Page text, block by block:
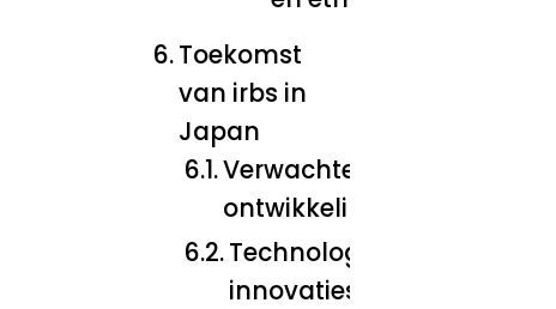
Toekomst
van irbs in
Japan
Verwachte
ontwikkelingen
Technologische
innovaties